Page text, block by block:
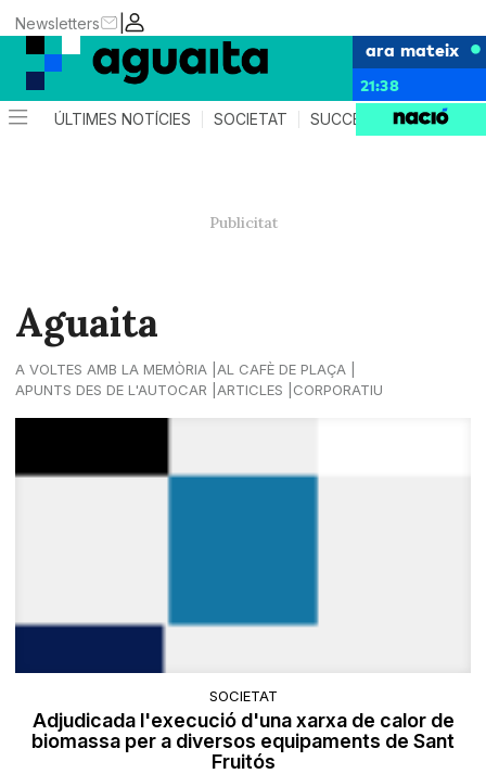
|
Newsletters
ara mateix
21:38
ÚLTIMES NOTÍCIES SOCIETAT SUCCESSOS AGENDA
Aguaita
A VOLTES AMB LA MEMÒRIA
AL CAFÈ DE PLAÇA
APUNTS DES DE L'AUTOCAR
ARTICLES CORPORATIU
SOCIETAT
Adjudicada l'execució d'una xarxa de calor de
biomassa per a diversos equipaments de Sant
Fruitós